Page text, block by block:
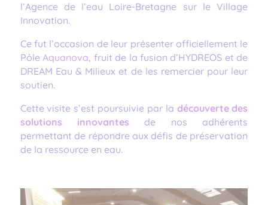
l’Agence de l’eau Loire-Bretagne sur le Village
Innovation.
Ce fut l’occasion de leur présenter officiellement le
PôleAquanova, fruit de la fusion d’HYDREOS et de
DREAM Eau & Milieux et de les remercier pour leur
soutien.
Cette visite s’est poursuivie par la découverte des
solutions innovantes de nos adhérents
permettant de répondre aux défis de préservation
de la ressource en eau.